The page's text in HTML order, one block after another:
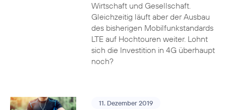
Wirtschaft und Gesellschaft.
Gleichzeitig läuft aber der Ausbau
des bisherigen Mobilfunkstandards
LTE auf Hochtouren weiter. Lohnt
sich die Investition in 4G überhaupt
noch?
11. Dezember 2019